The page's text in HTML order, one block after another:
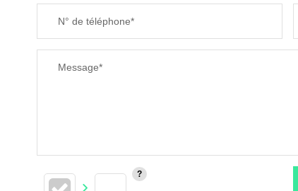
N° de téléphone*
Message*